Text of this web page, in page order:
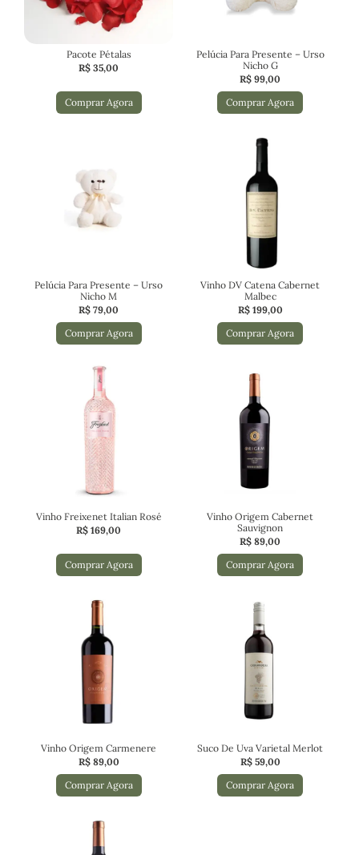
Pacote Pétalas
R$ 35,00
Comprar Agora
Pelúcia Para Presente – Urso
Nicho G
R$ 99,00
Comprar Agora
Pelúcia Para Presente – Urso
Nicho M
R$ 79,00
Comprar Agora
Vinho DV Catena Cabernet
Malbec
R$199,00
Comprar Agora
Vinho Freixenet Italian Rosé
R$ 169,00
Comprar Agora
Vinho Origem Cabernet
Sauvignon
R$ 89,00
Comprar Agora
Vinho Origem Carmenere
R$89,00
Comprar Agora
Suco De Uva Varietal Merlot
R$59,00
Comprar Agora